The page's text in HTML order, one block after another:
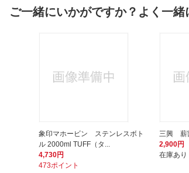
ご一緒にいかがですか？よく一
象印マホービン ステンレスボト
ル 2000ml TUFF（タ...
4,730円
473ポイント
三興 薪
2,900円
在庫あり